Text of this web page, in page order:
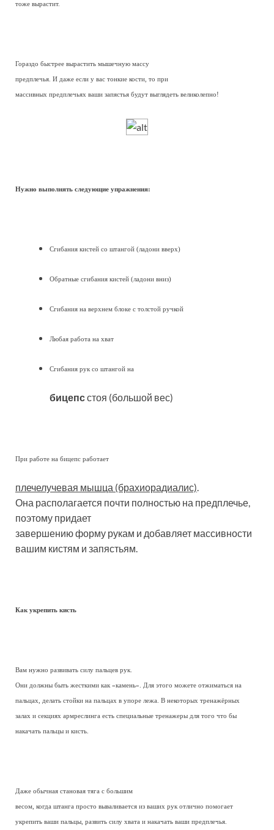
тоже вырастит.
Гораздо быстрее вырастить мышечную массу
предплечья. И даже если у вас тонкие кости, то при
массивных предплечьях ваши запястья будут выглядеть великолепно!
Нужно выполнять следующие упражнения:
Сгибания кистей со штангой (ладони вверх)
Обратные сгибания кистей (ладони вниз)
Сгибания на верхнем блоке с толстой ручкой
Любая работа на хват
Сгибания рук со штангой на
бицепсстоя (большой вес)
При работе на бицепс работает
плечелучевая мышца (брахиорадиалис)
Она располагается почти полностью на предплечье,
поэтому придает
завершению форму рукам и добавляет массивности
вашим кистям и запястьям.
Как укрепить кисть
Вам нужно развивать силу пальцев рук.
Они должны быть жесткими как «камень». Для этого можете отжиматься на
пальцах, делать стойки на пальцах в упоре лежа. В некоторых тренажёрных
залах и секциях армреслинга есть специальные тренажеры для того что бы
накачать пальцы и кисть.
Даже обычная становая тяга с большим
весом, когда штанга просто вываливается из ваших рук отлично помогает
укрепить ваши пальцы, развить силу хвата и накачать ваши предплечья.